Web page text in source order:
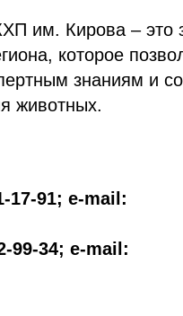
им. Кирова – это
которое
знаниям и
животных.
17-91; e-mail:
99-34; e-mail: